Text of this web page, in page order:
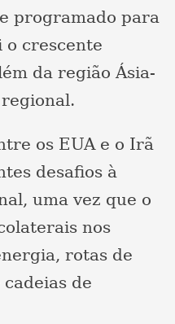
programado para
o crescente
da região Ásia-
os EUA e o Irã
desafios à
uma vez que o
nos
rotas de
de